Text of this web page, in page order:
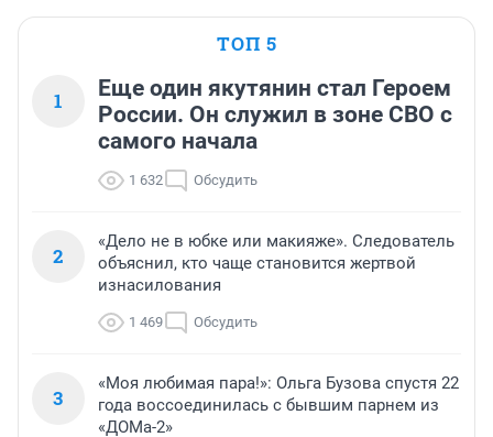
ТОП 5
1
Еще один якутянин стал Героем
России. Он служил в зоне СВО с
самого начала
1 632 Обсудить
2
«Дело не в юбке или макияже». Следователь
объяснил, кто чаще становится жертвой
изнасилования
1 469 Обсудить
3
«Моя любимая пара!»: Ольга Бузова спустя 22
года воссоединилась с бывшим парнем из
«ДОМа-2»